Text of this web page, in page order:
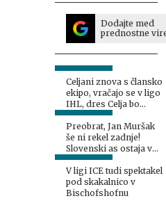
Dodajte med
prednostne
Celjani znova s člansko
ekipo, vračajo se v ligo
IHL, dres Celja bo
oblekel tudi Miha Zajc
Preobrat, Jan Muršak
še ni rekel zadnje!
Slovenski as ostaja v
Celovcu.
V ligi ICE tudi spektakel
pod skakalnico v
Bischofshofnu